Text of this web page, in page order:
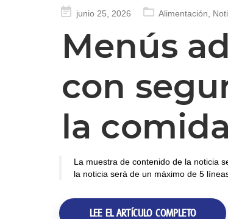
Publicadojunio 25, 2026 Alimentación
Menús
con
la comida
La muestra de contenido de la noticia
la noticia será de un máximo de 5
LEE EL ARTÍCULO COMPLETO